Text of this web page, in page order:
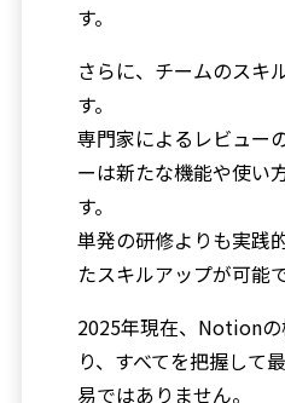
す。
さらに、チームのスキ
す。
専門家によるレビュー
ーは新たな機能や使い
す。
単発の研修よりも実践
たスキルアップが可能で
2025年現在、Notion
り、すべてを把握して
易ではありません。